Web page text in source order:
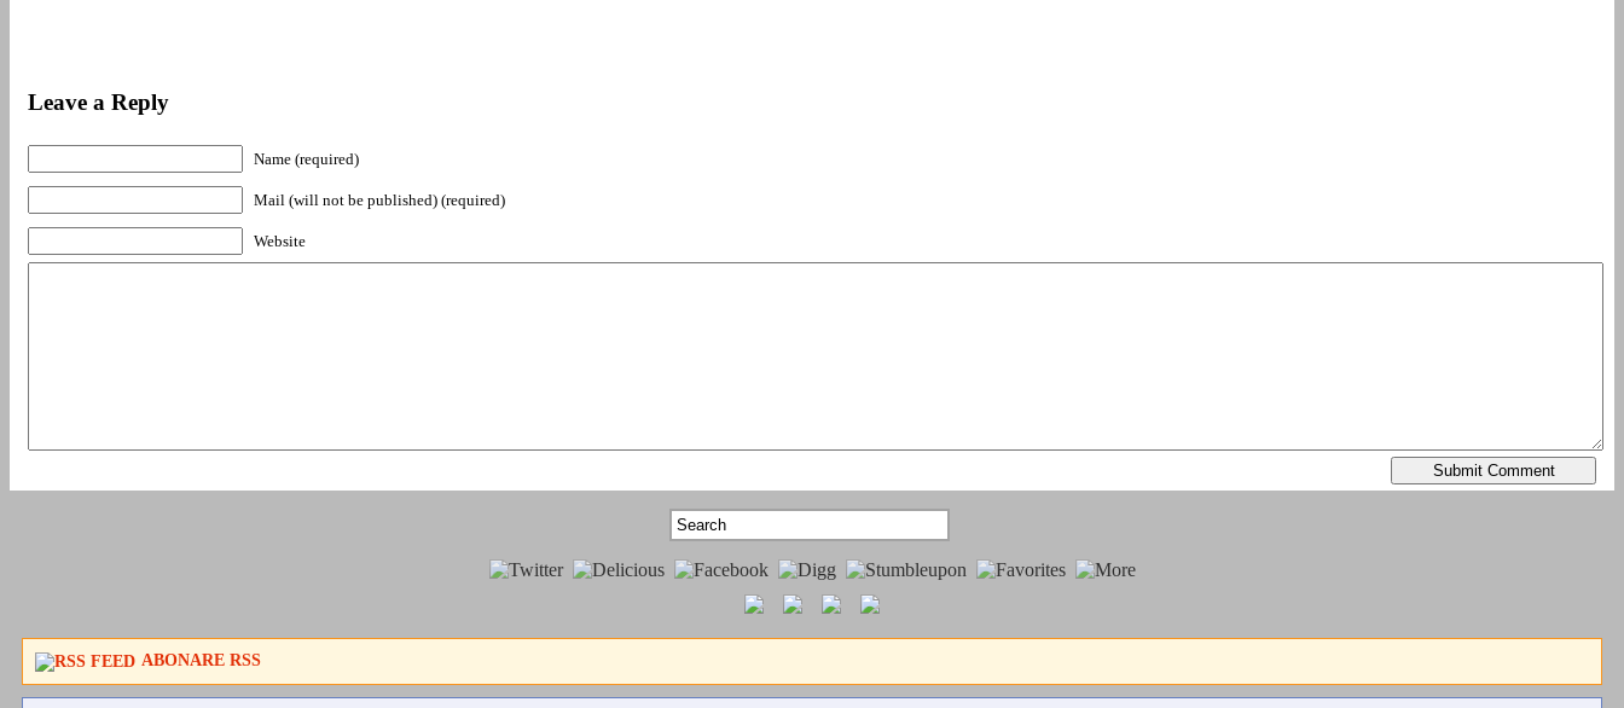
Leave a Reply
Name (required)
Mail (will not be published) (required)
Website
ABONARE RSS